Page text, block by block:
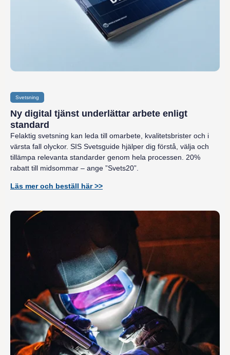
Svetsning
Ny digital tjänst underlättar arbete enligt
standard
Felaktig svetsning kan leda till omarbete, kvalitetsbrister och i
värsta fall olyckor. SIS Svetsguide hjälper dig förstå, välja och
tillämpa relevanta standarder genom hela processen. 20%
rabatt till midsommar – ange ”Svets20”.
Läs mer och beställ här >>